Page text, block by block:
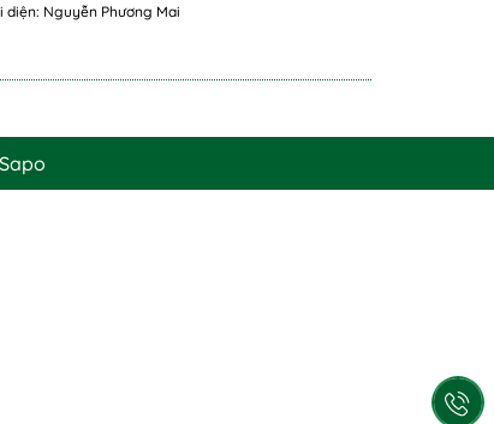
diện: Nguyễn Phương Mai
Sapo